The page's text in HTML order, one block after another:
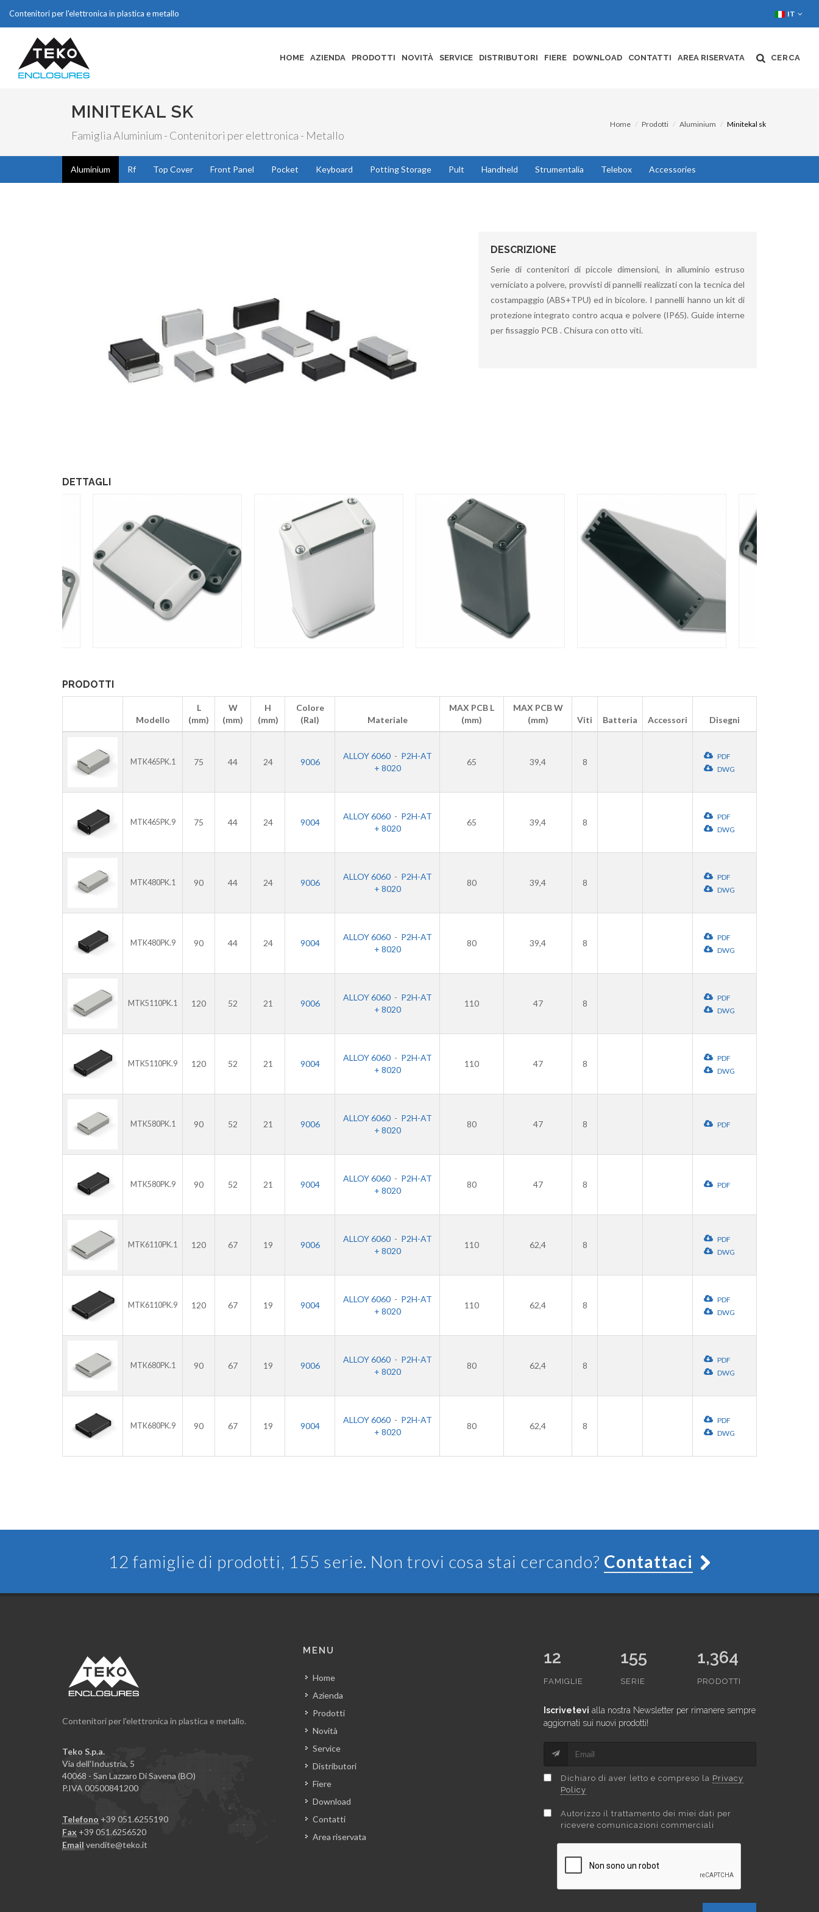
Contenitori per l'elettronica in plastica e metallo IT
HOME AZIENDA PRODOTTI NOVITÀ SERVICE DISTRIBUTORI FIERE DOWNLOAD CONTATTI AREA RISERVATA CERCA
MINITEKAL SK
Famiglia Aluminium - Contenitori per elettronica - Metallo
Home Prodotti Aluminium Minitekal sk
Aluminium Rf Top Cover Front Panel Pocket Keyboard Potting Storage Pult Handheld Strumentalia Telebox Accessories
DESCRIZIONE
Serie di contenitori di piccole dimensioni, in alluminio estruso
verniciato a polvere, provvisti di pannelli realizzati con la tecnica del
costampaggio (ABS+TPU) ed in bicolore. I pannelli hanno un kit di
protezione integrato contro acqua e polvere (IP65). Guide interne
per fissaggio PCB . Chisura con otto viti.
DETTAGLI
PRODOTTI
Modello
L
(mm)
W
(mm)
H
(mm)
Colore
(Ral)
Materiale
MAX PCB L
(mm)
MAX PCB W
(mm)
Viti Batteria Accessori Disegni
MTK465PK.1 75 44 24 9006
ALLOY 6060 - P2H-AT
+ 8020
65 39,4 8
PDF
DWG
MTK465PK.9 75 44 24 9004
ALLOY 6060 - P2H-AT
+ 8020
65 39,4 8
PDF
DWG
MTK480PK.1 90 44 24 9006
ALLOY 6060 - P2H-AT
+ 8020
80 39,4 8
PDF
DWG
MTK480PK.9 90 44 24 9004
ALLOY 6060 - P2H-AT
+ 8020
80 39,4 8
PDF
DWG
MTK5110PK.1 120 52 21 9006
ALLOY 6060 - P2H-AT
+ 8020
110 47 8
PDF
DWG
MTK5110PK.9 120 52 21 9004
ALLOY 6060 - P2H-AT
+ 8020
110 47 8
PDF
DWG
MTK580PK.1 90 52 21 9006
ALLOY 6060 - P2H-AT
+ 8020
80 47 8 PDF
MTK580PK.9 90 52 21 9004
ALLOY 6060 - P2H-AT
+ 8020
80 47 8 PDF
MTK6110PK.1 120 67 19 9006
ALLOY 6060 - P2H-AT
+ 8020
110 62,4 8
PDF
DWG
MTK6110PK.9 120 67 19 9004
ALLOY 6060 - P2H-AT
+ 8020
110 62,4 8
PDF
DWG
MTK680PK.1 90 67 19 9006
ALLOY 6060 - P2H-AT
+ 8020
80 62,4 8
PDF
DWG
MTK680PK.9 90 67 19 9004
ALLOY 6060 - P2H-AT
+ 8020
80 62,4 8
PDF
DWG
12 famiglie di prodotti, 155 serie. Non trovi cosa stai cercando? Contattaci
Contenitori per l'elettronica in plastica e metallo.
Teko S.p.a.
Via dell'Industria, 5
40068 - San Lazzaro Di Savena (BO)
P.IVA 00500841200
Telefono +39 051.6255190
Fax +39 051.6256520
Email vendite@teko.it
MENU
Home
Azienda
Prodotti
Novità
Service
Distributori
Fiere
Download
Contatti
Area riservata
12
FAMIGLIE
155
SERIE
1,364
PRODOTTI
Iscrivetevi alla nostra Newsletter per rimanere sempre
aggiornati sui nuovi prodotti!
Dichiaro di aver letto e compreso la Privacy
Policy
Autorizzo il trattamento dei miei dati per
ricevere comunicazioni commerciali